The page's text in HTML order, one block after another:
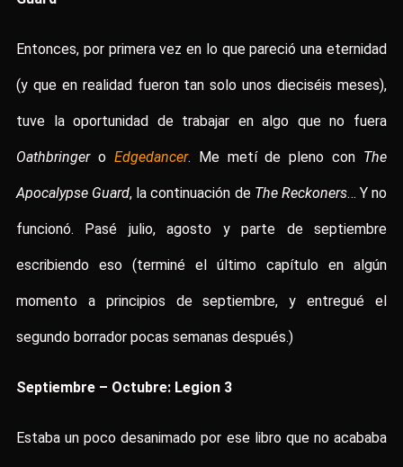
Entonces, por primera vez en lo que pareció una eternidad
(y que en realidad fueron tan solo unos dieciséis meses),
tuve la oportunidad de trabajar en algo que no fuera
Oathbringero Edgedancer. Me metí de pleno con The
Apocalypse Guard, la continuación de The Reckoners… Y no
funcionó. Pasé julio, agosto y parte de septiembre
escribiendo eso (terminé el último capítulo en algún
momento a principios de septiembre, y entregué el
segundo borrador pocas semanas después.)
Septiembre – Octubre: Legion 3
Estaba un poco desanimado por ese libro que no acababa